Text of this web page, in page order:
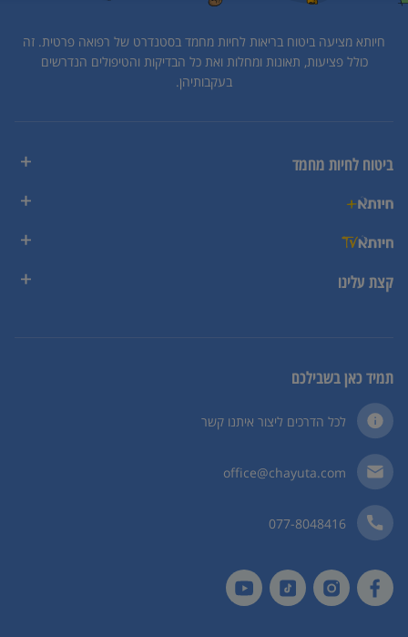
חיותא מציעה ביטוח בריאות לחיות מחמד בסטנדרט של רפואה פרטית. זה
כולל פציעות, תאונות ומחלות ואת כל הבדיקות והטיפולים הנדרשים
בעקבותיהן.
ביטוח לחיות מחמד
קצת עלינו
תמיד כאן בשבילכם
לכל הדרכים ליצור איתנו קשר
office@chayuta.com
077-8048416